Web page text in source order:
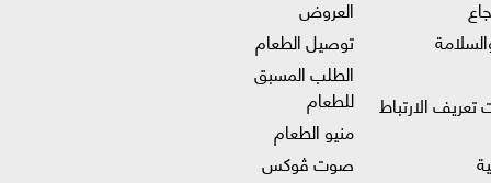
الارتباط
العروض
توصيل الطعام
الطلب المسبق
للطعام
منيو الطعام
صوت ڤوكس